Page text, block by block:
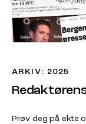
ARKIV: 2025
Prøv deg på ekte